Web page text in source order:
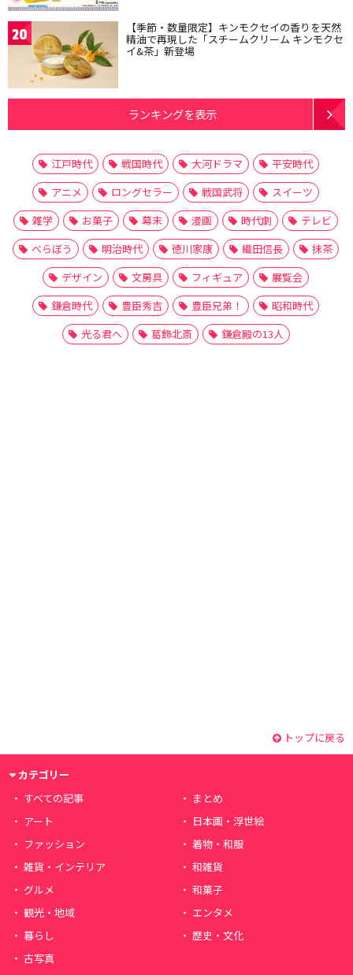
20 【季節・数量限定】キンモクセイの香りを天然
精油で再現した「スチームクリーム キンモクセ
イ&茶」新登場
ランキングを表示
江戸時代 戦国時代 大河ドラマ
平安時代
アニメ
ロングセラー 戦国武将
スイーツ
雑学
お菓子 幕末 漫画 時代劇
テレビ
べらぼう
明治時代 徳川家康 織田信長
抹茶
デザイン
文房具 フィギュア
展覧会
鎌倉時代
豊臣秀吉 豊臣兄弟！
昭和時代
光る君へ
葛飾北斎 鎌倉殿の13人
トップに戻る
カテゴリー
すべての記事
まとめ
アート
日本画・浮世絵
ファッション
着物・和服
雑貨・インテリア
和雑貨
グルメ
和菓子
観光・地域
エンタメ
暮らし
歴史・文化
古写真